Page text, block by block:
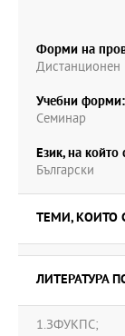
Форми на
Дистанционен
Учебни форми:
Семинар
Език, на който
Български
ТЕМИ, КОИТО
ЛИТЕРАТУРА
1.ЗФУКПС;